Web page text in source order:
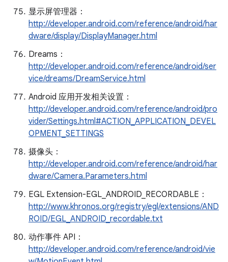
显示屏管理器：
http://developer.android.com/reference/android/har
dware/display/DisplayManager.html
Dreams：
http://developer.android.com/reference/android/ser
vice/dreams/DreamService.html
Android 应用开发相关设置：
http://developer.android.com/reference/android/pro
vider/Settings.html#ACTION_APPLICATION_DEVEL
OPMENT_SETTINGS
摄像头：
http://developer.android.com/reference/android/har
dware/Camera.Parameters.html
EGL Extension-EGL_ANDROID_RECORDABLE：
http://www.khronos.org/registry/egl/extensions/AND
ROID/EGL_ANDROID_recordable.txt
动作事件 API：
http://developer.android.com/reference/android/vie